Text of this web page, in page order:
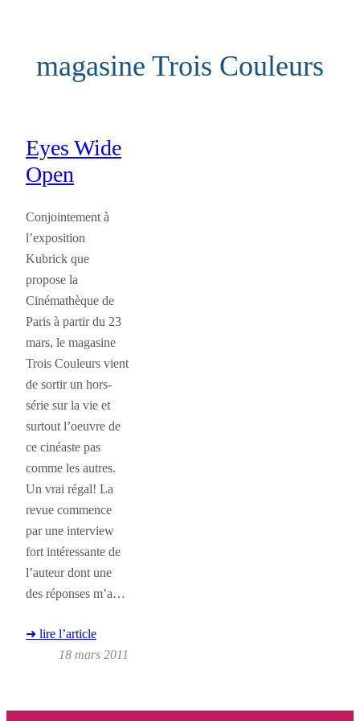
magasine Trois Couleurs
Eyes Wide
Open
Conjointement à
l’exposition
Kubrick que
propose la
Cinémathèque de
Paris à partir du 23
mars, le magasine
Trois Couleurs vient
de sortir un hors-
série sur la vie et
surtout l’oeuvre de
ce cinéaste pas
comme les autres.
Un vrai régal! La
revue commence
par une interview
fort intéressante de
l’auteur dont une
des réponses m’a…
➜ lire l’article
18 mars 2011